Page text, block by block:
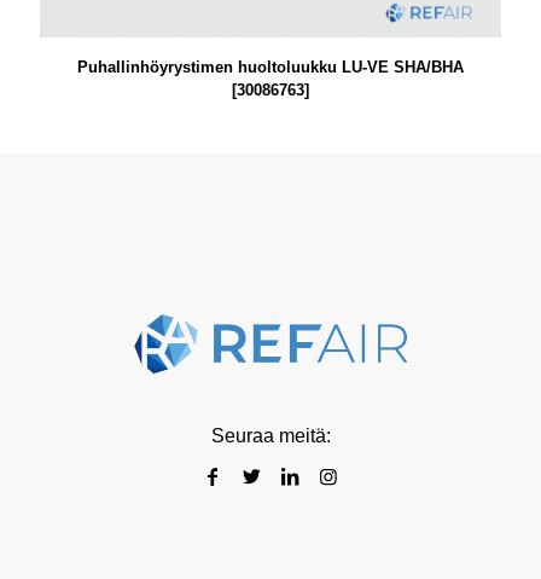
Puhallinhöyrystimen huoltoluukku LU-VE SHA/BHA
[30086763]
Seuraa meitä: